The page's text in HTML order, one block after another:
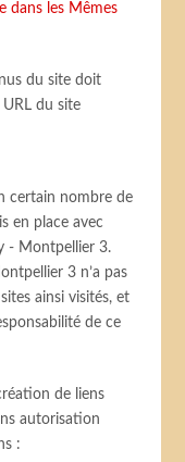
dans les Mêmes
du site doit
URL du site
certain nombre de
en place avec
- Montpellier 3.
3 n’a pas
ainsi visités, et
de ce
de liens
autorisation
: